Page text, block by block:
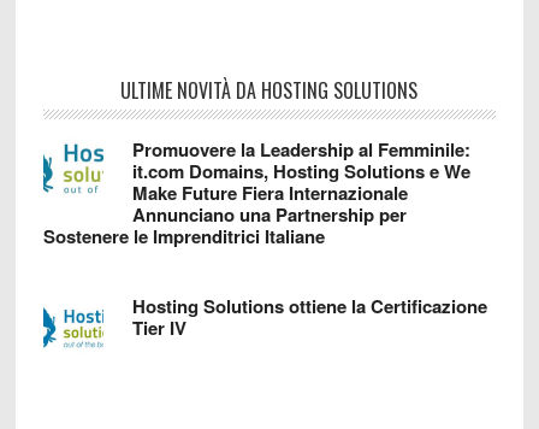
ULTIME NOVITÀ DA HOSTING SOLUTIONS
Promuovere la Leadership al Femminile:
it.com Domains, Hosting Solutions e We
Make Future Fiera Internazionale
Annunciano una Partnership per
Sostenere le Imprenditrici Italiane
Hosting Solutions ottiene la Certificazione
Tier IV